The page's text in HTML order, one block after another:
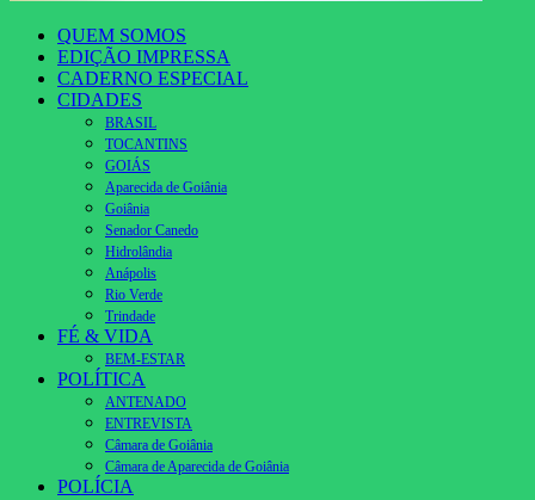
QUEM SOMOS
EDIÇÃO IMPRESSA
CADERNO ESPECIAL
CIDADES
BRASIL
TOCANTINS
GOIÁS
Aparecida de Goiânia
Goiânia
Senador Canedo
Hidrolândia
Anápolis
Rio Verde
Trindade
FÉ & VIDA
BEM-ESTAR
POLÍTICA
ANTENADO
ENTREVISTA
Câmara de Goiânia
Câmara de Aparecida de Goiânia
POLÍCIA